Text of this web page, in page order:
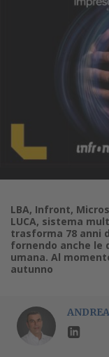
LBA, Infront,
LUCA, sistema
trasforma 78 anni
fornendo anche le
umana. Al
autunno